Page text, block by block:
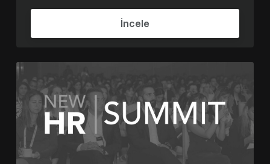
İncele